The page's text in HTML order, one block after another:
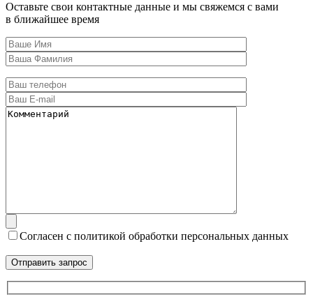
Оставьте свои контактные данные и мы свяжемся с вами
в ближайшее время
Согласен с политикой обработки персональных данных